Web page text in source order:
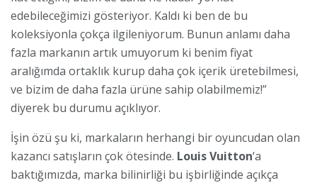
edebileceğimizi gösteriyor. Kaldı ki ben de bu
koleksiyonla çokça ilgileniyorum. Bunun anlamı daha
fazla markanın artık umuyorum ki benim fiyat
aralığımda ortaklık kurup daha çok içerik üretebilmesi,
ve bizim de daha fazla ürüne sahip olabilmemiz!”
diyerek bu durumu açıklıyor.
İşin özü şu ki, markaların herhangi bir oyuncudan olan
kazancı satışların çok ötesinde. Louis Vuitton‘a
baktığımızda, marka bilinirliği bu işbirliğinde açıkça